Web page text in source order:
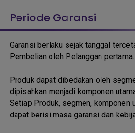
Periode Garansi
Garansi berlaku sejak tanggal
Pembelian oleh Pelanggan pertama.
Produk dapat dibedakan oleh
dipisahkan menjadi komponen
Setiap Produk, segmen, komponen
dapat berisi masa garansi dan